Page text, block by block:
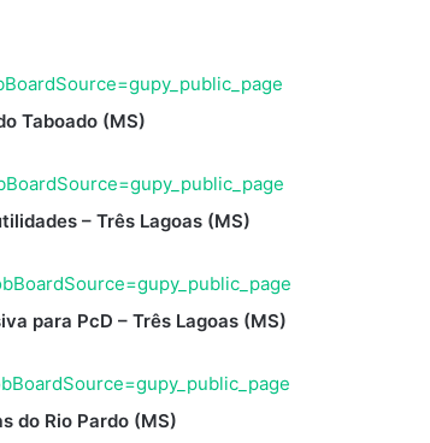
Taboado (MS)
– Três Lagoas (MS)
para PcD – Três Lagoas (MS)
do Rio Pardo (MS)